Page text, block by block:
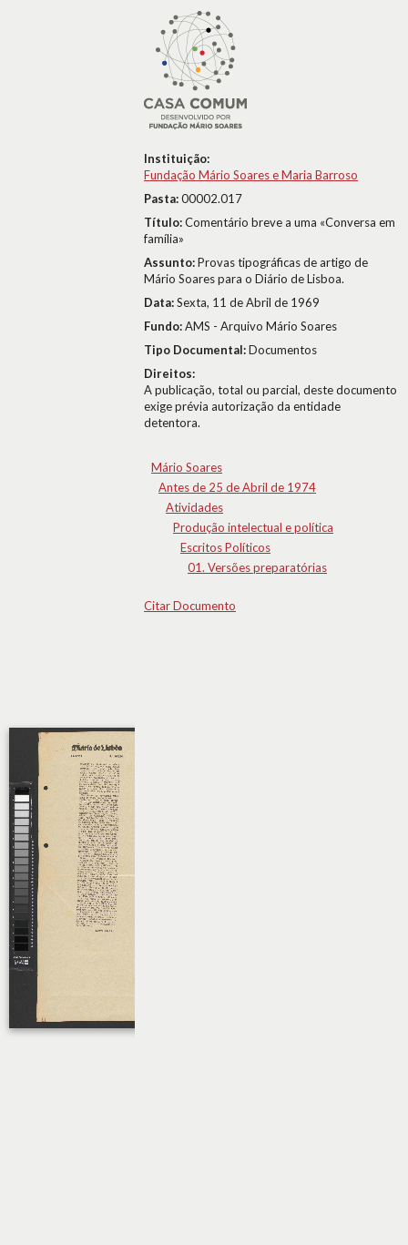
Instituição:
Fundação Mário Soares e Maria Barroso
Pasta:00002.017
Título:Comentário breve a uma «Conversa em
família»
Assunto:Provas tipográficas de artigo de
Mário Soares para o Diário de Lisboa.
Data:Sexta, 11 de Abril de 1969
Fundo:AMS - Arquivo Mário Soares
Tipo Documental:Documentos
Direitos:
A publicação, total ou parcial, deste documento
exige prévia autorização da entidade
detentora.
Mário Soares
Antes de 25 de Abril de 1974
Atividades
Produção intelectual e política
Escritos Políticos
01. Versões preparatórias
Citar Documento